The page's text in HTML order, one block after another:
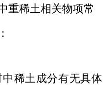
重稀土相关物项常
稀土成分有无具体